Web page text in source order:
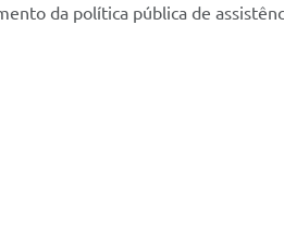
da política pública de